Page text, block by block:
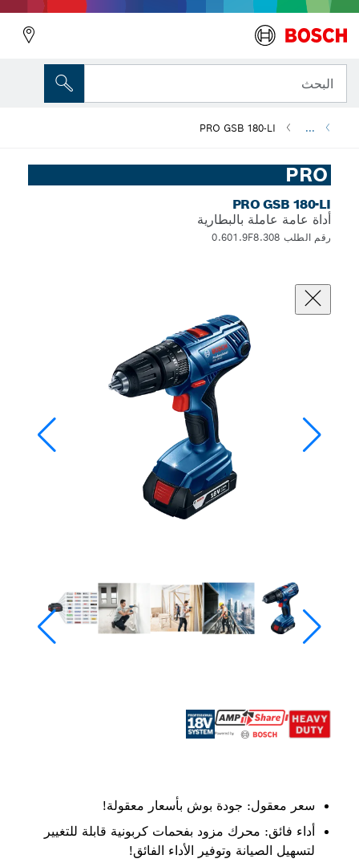
البحث
...
PRO GSB 180-LI
PRO
PRO GSB 180-LI
أداة عامة عاملة بالبطارية
رقم الطلب 0.601.9F8.308
سعر معقول: جودة بوش بأسعار معقولة!
أداء فائق: محرك مزود بفحمات كربونية قابلة للتغيير
لتسهيل الصيانة وتوفير الأداء الفائق!